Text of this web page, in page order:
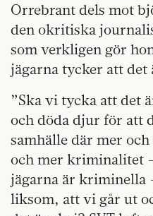
Orrebrant dels mot
den okritiska
som verkligen gör
jägarna tycker att det
”Ska vi tycka att det
och döda djur för att
samhälle där mer
och mer kriminalitet
jägarna är kriminella
liksom, att vi går ut